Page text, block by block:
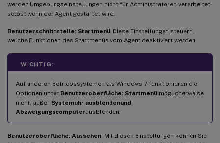
werden Umgebungseinstellungen nicht für Administratoren verarbeitet,
selbst wenn der Agent gestartet wird.
Benutzerschnittstelle: Startmenü . Diese Einstellungen steuern,
welche Funktionen des Startmenüs vom Agent deaktiviert werden.
WICHTIG:
Auf anderen Betriebssystemen als Windows 7 funktionieren die
Optionen unter Benutzeroberfläche: Startmenü möglicherweise
nicht, außer Systemuhr ausblendenund
Abzweigungscomputerausblenden.
Benutzeroberfläche: Aussehen . Mit diesen Einstellungen können Sie